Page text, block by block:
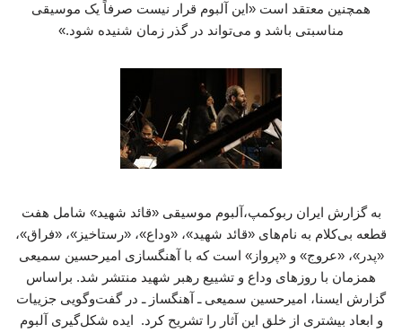
همچنین معتقد است «این آلبوم قرار نیست صرفاً یک موسیقی
مناسبتی باشد و می‌تواند در گذر زمان شنیده شود.»
به گزارش ایران ربوکمپ،آلبوم موسیقی «قائد شهید» شامل هفت
قطعه بی‌کلام به نام‌های «قائد شهید»، «وداع»، «رستاخیز»، «فراق»،
«پدر»، «عروج» و «پرواز» است که با آهنگسازی امیرحسین سمیعی
همزمان با روزهای وداع و تشییع رهبر شهید منتشر شد. براساس
گزارش ایسنا، امیرحسین سمیعی ـ آهنگساز ـ در گفت‌وگویی جزییات
و ابعاد بیشتری از خلق این آثار را تشریح کرد. ایده شکل‌گیری آلبوم